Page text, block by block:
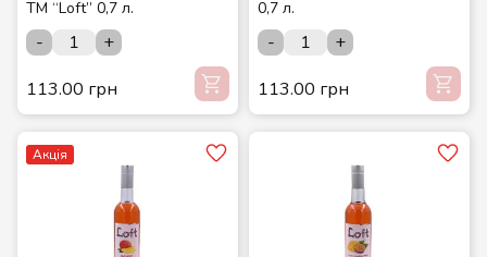
ТМ “Loft” 0,7 л.
-
+
113.00 грн
0,7 л.
-
+
113.00 грн
Акція